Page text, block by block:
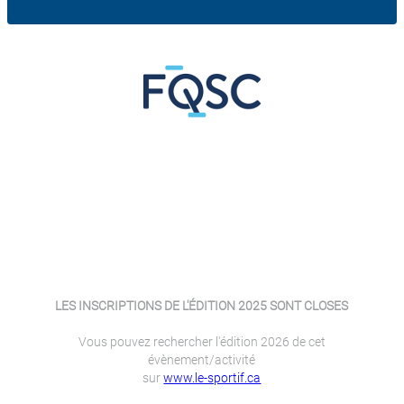
LES INSCRIPTIONS DE L'ÉDITION 2025 SONT CLOSES
Vous pouvez rechercher l'édition 2026 de cet
évènement/activité
surwww.le-sportif.ca